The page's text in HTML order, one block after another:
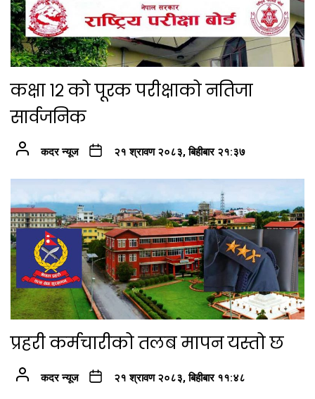
कक्षा १२ को पूरक परीक्षाको नतिजा
सार्वजनिक
कदर न्यूज २१ श्रावण २०८३, बिहीबार २१:३७
प्रहरी कर्मचारीको तलब मापन यस्तो छ
कदर न्यूज २१ श्रावण २०८३, बिहीबार ११:४८